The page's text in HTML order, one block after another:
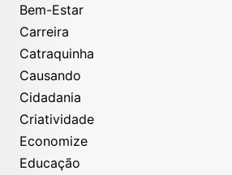
Bem-Estar
Carreira
Catraquinha
Causando
Cidadania
Criatividade
Economize
Educação